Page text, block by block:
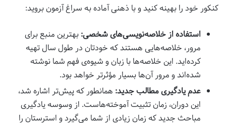
کنکور خود را بهینه کنید و با ذهنی آماده به سراغ آزمون بروید:
استفاده از خلاصه‌نویسی‌های شخصی: بهترین منبع برای
مرور، خلاصه‌هایی هستند که خودتان در طول سال تهیه
کرده‌اید. این خلاصه‌ها با زبان و شیوه‌ی فهم شما نوشته
شده‌اند و مرور آن‌ها بسیار مؤثرتر خواهد بود.
عدم یادگیری مطالب جدید: همانطور که پیش‌تر اشاره شد،
این دوران، زمان تثبیت آموخته‌هاست. از وسوسه یادگیری
مباحث جدید که زمان زیادی از شما می‌گیرد و استرستان را